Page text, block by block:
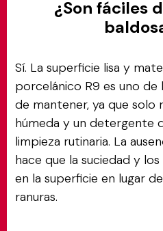
¿Son fáciles
Sí. La superficie lisa y
porcelánico R9 es uno de
de mantener, ya que solo
húmeda y un detergente
limpieza rutinaria. La
hace que la suciedad y
en la superficie en lugar
ranuras.